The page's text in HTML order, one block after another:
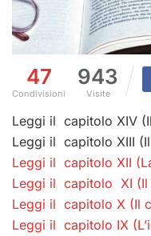
47
Condivisioni
943
Visite
Leggi il capitolo XIV
Leggi il capitolo XIII
Leggi il capitolo XII
Leggi il capitolo XI (Il
Leggi il capitolo X (Il
Leggi il capitolo IX